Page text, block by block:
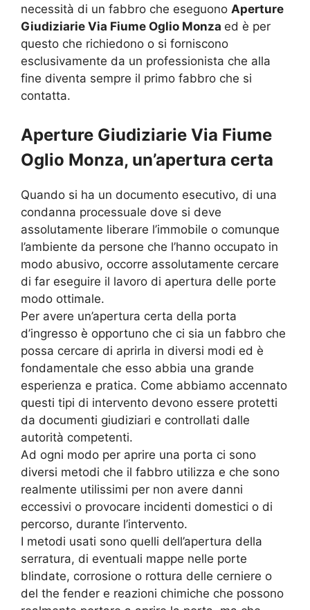
necessità di un fabbro che eseguono Aperture
Giudiziarie Via Fiume Oglio Monza ed è per
questo che richiedono o si forniscono
esclusivamente da un professionista che alla
fine diventa sempre il primo fabbro che si
contatta.
Aperture Giudiziarie Via Fiume
Oglio Monza, un’apertura certa
Quando si ha un documento esecutivo, di una
condanna processuale dove si deve
assolutamente liberare l’immobile o comunque
l’ambiente da persone che l’hanno occupato in
modo abusivo, occorre assolutamente cercare
di far eseguire il lavoro di apertura delle porte
modo ottimale.
Per avere un’apertura certa della porta
d’ingresso è opportuno che ci sia un fabbro che
possa cercare di aprirla in diversi modi ed è
fondamentale che esso abbia una grande
esperienza e pratica. Come abbiamo accennato
questi tipi di intervento devono essere protetti
da documenti giudiziari e controllati dalle
autorità competenti.
Ad ogni modo per aprire una porta ci sono
diversi metodi che il fabbro utilizza e che sono
realmente utilissimi per non avere danni
eccessivi o provocare incidenti domestici o di
percorso, durante l’intervento.
I metodi usati sono quelli dell’apertura della
serratura, di eventuali mappe nelle porte
blindate, corrosione o rottura delle cerniere o
del the fender e reazioni chimiche che possono